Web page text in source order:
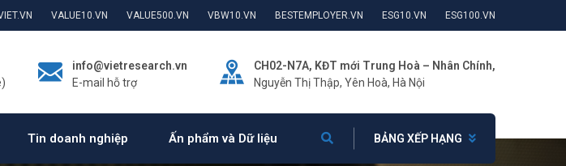
VALUE10.VN VALUE500.VN VBW10.VN BESTEMPLOYER.VN ESG10.VN ESG100.VN
info@vietresearch.vn
E-mail hỗ trợ
CH02-N7A, KĐT mới Trung Hoà – Nhân Chính,
Nguyễn Thị Thập, Yên Hoà, Hà Nội
Tin doanh nghiệp Ấn phẩm và Dữ liệu BẢNG XẾP HẠNG